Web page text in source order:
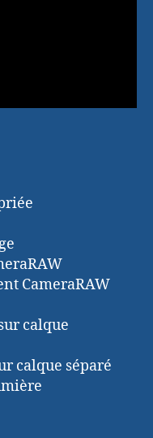
CameraRAW
calque
calque séparé